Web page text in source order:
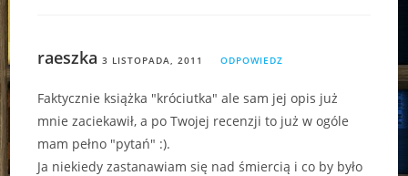
raeszka 3 LISTOPADA, 2011 ODPOWIEDZ
Faktycznie książka "króciutka" ale sam jej opis już
mnie zaciekawił, a po Twojej recenzji to już w ogóle
mam pełno "pytań" :).
Ja niekiedy zastanawiam się nad śmiercią i co by było